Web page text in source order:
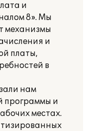
и
8». Мы
механизмы
и
платы,
в
нам
программы и
местах.